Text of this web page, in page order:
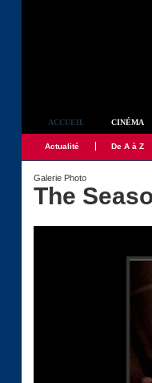
ACCUEIL CINÉMA
Actualité De A à Z
Galerie Photo
The